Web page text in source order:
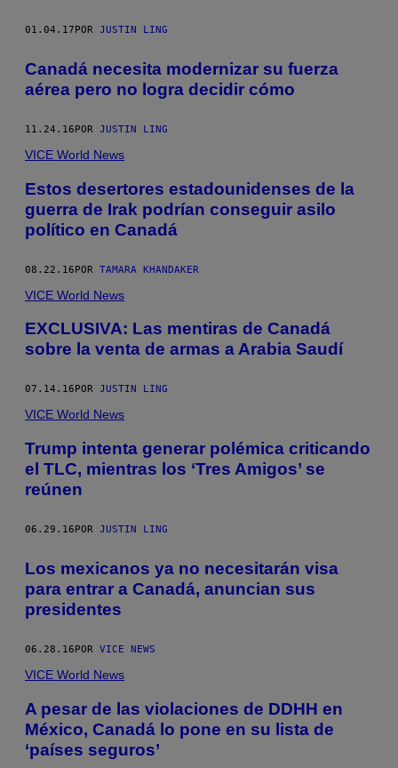
01.04.17POR JUSTIN LING
Canadá necesita modernizar su fuerza
aérea pero no logra decidir cómo
11.24.16 POR JUSTIN LING
VICE World News
Estos desertores estadounidenses de la
guerra de Irak podrían conseguir asilo
político en Canadá
08.22.16POR TAMARA KHANDAKER
VICE World News
EXCLUSIVA: Las mentiras de Canadá
sobre la venta de armas a Arabia Saudí
07.14.16 POR JUSTIN LING
VICE World News
Trump intenta generar polémica criticando
el TLC, mientras los ‘Tres Amigos’ se
reúnen
06.29.16POR JUSTIN LING
Los mexicanos ya no necesitarán visa
para entrar a Canadá, anuncian sus
presidentes
06.28.16 POR VICE NEWS
VICE World News
A pesar de las violaciones de DDHH en
México, Canadá lo pone en su lista de
‘países seguros’